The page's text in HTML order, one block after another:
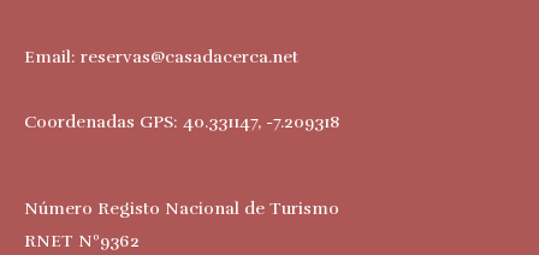
Email: reservas@casadacerca.net
Coordenadas GPS: 40.331147, -7.209318
Número Registo Nacional de Turismo
RNET Nº9362